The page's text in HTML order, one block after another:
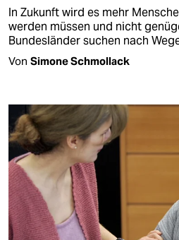
In Zukunft wird es mehr
werden müssen und nicht
Bundesländer suchen nach
Von Simone Schmollack